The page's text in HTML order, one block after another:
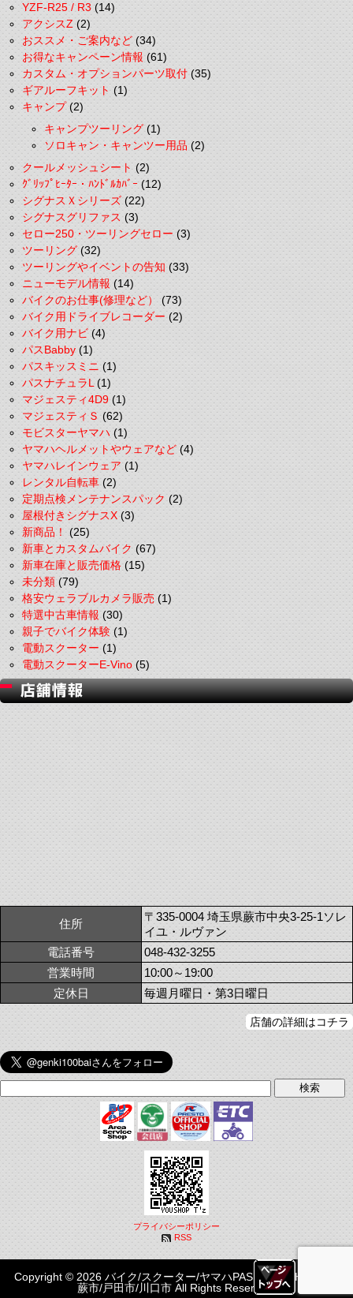
YZF-R25 / R3(14)
アクシスZ(2)
おススメ・ご案内など(34)
お得なキャンペーン情報(61)
カスタム・オプションパーツ取付(35)
ギアルーフキット(1)
キャンプ(2)
キャンプツーリング(1)
ソロキャン・キャンツー用品(2)
クールメッシュシート(2)
ｸﾞﾘｯﾌﾟﾋｰﾀｰ・ﾊﾝﾄﾞﾙｶﾊﾞｰ(12)
シグナスＸシリーズ(22)
シグナスグリファス(3)
セロー250・ツーリングセロー(3)
ツーリング(32)
ツーリングやイベントの告知(33)
ニューモデル情報(14)
バイクのお仕事(修理など）(73)
バイク用ドライブレコーダー(2)
バイク用ナビ(4)
パスBabby(1)
パスキッスミニ(1)
パスナチュラL(1)
マジェスティ4D9(1)
マジェスティＳ(62)
モビスターヤマハ(1)
ヤマハヘルメットやウェアなど(4)
ヤマハレインウェア(1)
レンタル自転車(2)
定期点検メンテナンスパック(2)
屋根付きシグナスX(3)
新商品！(25)
新車とカスタムバイク(67)
新車在庫と販売価格(15)
未分類(79)
格安ウェラブルカメラ販売(1)
特選中古車情報(30)
親子でバイク体験(1)
電動スクーター(1)
電動スクーターE-Vino(5)
住所
〒335-0004 埼玉県蕨市中央3-25-1ソレ
イユ・ルヴァン
電話番号
048-432-3255
営業時間
10:00～19:00
定休日
毎週月曜日・第3日曜日
店舗の詳細はコチラ
プライバシーポリシー
RSS
Copyright © 2026 バイク/スクーター/ヤマハPASはYOUSHOP T'z|
蕨市/戸田市/川口市 All Rights Reserved.